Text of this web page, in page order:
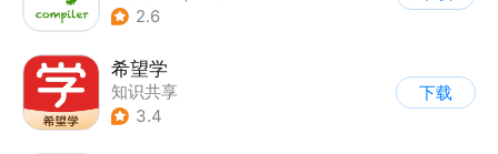
2.6
希望学
知识共享
3.4
下载